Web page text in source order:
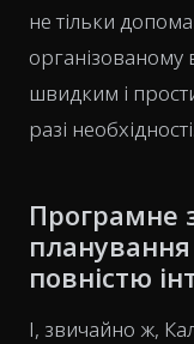
не тільки
організованому
швидким і
разі необхідності.
Програмне
повністю
І, звичайно ж,